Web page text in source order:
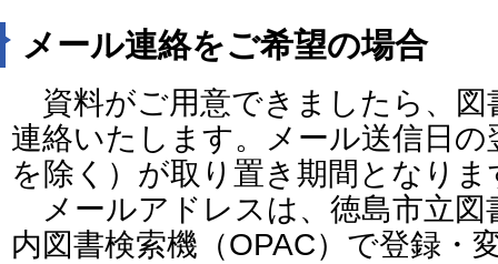
メール連絡をご希望の場合
資料がご用意できましたら、図
連絡いたします。メール送信日
を除く）が取り置き期間となりま
メールアドレスは、徳島市立図
内図書検索機（OPAC）で登録・